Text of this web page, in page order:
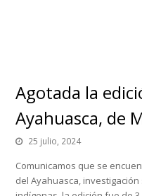
Agotada la
Ayahuasca, de
25 julio, 2024
Comunicamos que se
del Ayahuasca,